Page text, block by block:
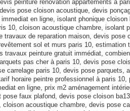
peinture rénovation appartements à
pose cloison acoustique, devis
en ligne, isolant phonique cloison
10, cloison acoustique chambre, isolant
travaux de reparation maison, devis pose
sol et murs paris 10, estimation
peinture gratuit immédiat,
pas cher à paris 10, devis pose
carrelage paris 10, devis pose parquets,
horaire peintre professionnel à paris 10,
en ligne, prix m2 aménagement
faux plafond, devis pose cloison
acoustique chambre, devis pose